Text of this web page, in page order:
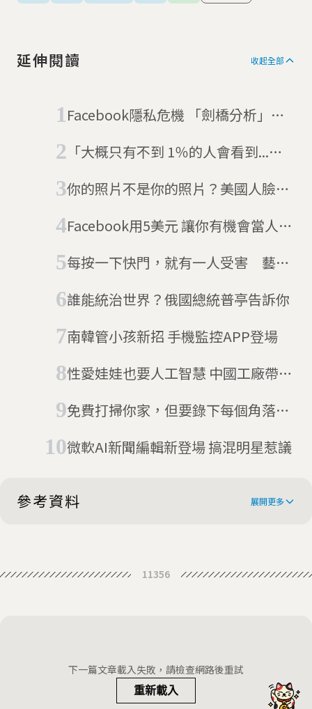
延伸閱讀 收起全部
Facebook隱私危機 「劍橋分析」被
「大概只有不到 1％的人會看到...」
閱讀保險契約
你的照片不是你的照片？美國人臉辨
Facebook用5美元 讓你有機會當人工
每按一下快門，就有一人受害 藝術
照風險
誰能統治世界？俄國總統普亭告訴你
南韓管小孩新招 手機監控APP登場
性愛娃娃也要人工智慧 中國工廠帶你
免費打掃你家，但要錄下每個角落！
微軟AI新聞編輯新登場 搞混明星惹議
參考資料 展開更多
face?
Myths and risks in app that gives
you peek into older self
11356
下一篇文章載入失敗，請檢查網路後重試
重新載入